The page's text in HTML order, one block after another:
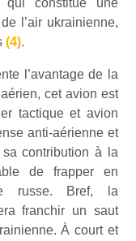
l’air ukrainienne,
(4).
l’avantage de la
cet avion est
tactique et avion
anti-aérienne et
sa contribution à la
de frapper en
russe. Bref, la
franchir un saut
À court et